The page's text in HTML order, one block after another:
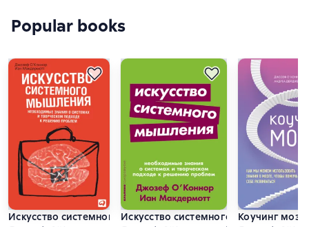
Popular books
Искусство системного мышления. Необходимые знания о
Искусство системного мышления.
Коучинг